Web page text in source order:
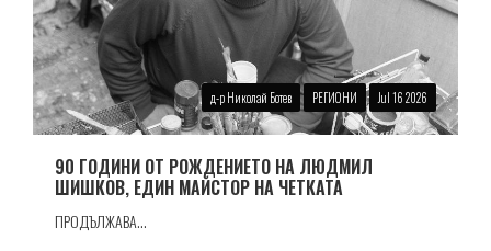
д-р Николай Ботев РЕГИОНИ Jul 16 2026
90 ГОДИНИ ОТ РОЖДЕНИЕТО НА ЛЮДМИЛ
ШИШКОВ, ЕДИН МАЙСТОР НА ЧЕТКАТА
ПРОДЪЛЖАВА...